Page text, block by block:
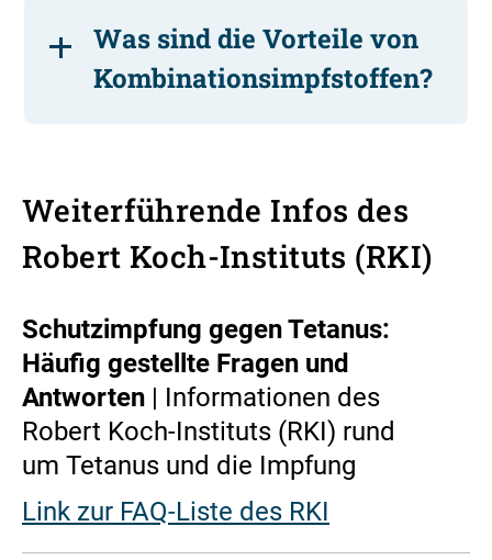
Was sind die Vorteile von
Kombinationsimpfstoffen?
Weiterführende Infos des
Robert Koch-Instituts (RKI)
Schutzimpfung gegen Tetanus:
Häufig gestellte Fragen und
Antworten | Informationen des
Robert Koch-Instituts (RKI) rund
um Tetanus und die Impfung
Link zur FAQ-Liste des RKI